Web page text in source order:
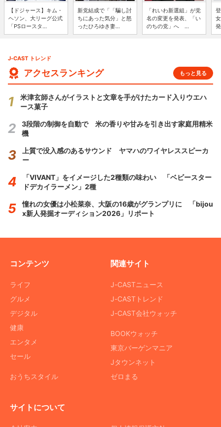
【ドジャース】キム・
ヘソン、大リーグ公式
「PSロースタ...
新党結成で「「騙し討
ちにあった気分」と怒
ったひろゆき妻...
「れいわ新選組」が党
名の変更を発表、「い
のちの党」へ ...
J-CAST トレンド
アクセスランキング もっと見る
米津玄師さんがイラストと文章を手がけたカード入りウエハ
ース菓子
3段階の制御を自動で 米の香りや甘みを引き出す家庭用精米
機
上質で没入感のあるサウンド ヤマハのワイヤレススピーカ
ー
「VIVANT」をイメージした2種類の味わい 「ベビースター
ドデカイラーメン」2種
憧れの女優は小松菜奈、大阪の16歳がグランプリに 「bijou
x新人発掘オーディション2026」リポート
コンテンツ
ライフ
グルメ
デジタル
健康
エンタメ
セール
おうちスタイル
関連サイト
J-CASTニュース
J-CASTトレンド
J-CAST会社ウォッチ
BOOKウォッチ
東京バーゲンマニア
Jタウンネット
ゼロまる
サイトについて